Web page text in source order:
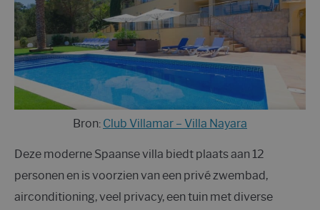
Bron: Club Villamar – Villa Nayara
Deze moderne Spaanse villa biedt plaats aan 12
personen en is voorzien van een privé zwembad,
airconditioning, veel privacy, een tuin met diverse